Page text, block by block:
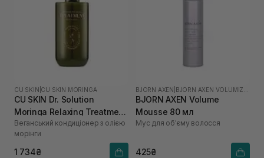
CU SKIN CU SKIN MORINGA
CU SKIN Dr. Solution
Moringa Relaxing Treatment
400 мл
Веганський кондиціонер з олією
морінги
1 734₴
BJORN AXEN
BJORN AXEN Volume
Mousse 80 мл
Мус для об'єму волосся
425₴